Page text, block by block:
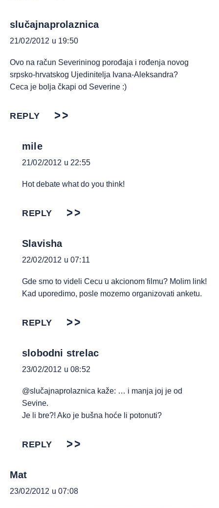
slučajnaprolaznica
21/02/2012 u 19:50
Ovo na račun Severininog porođaja i rođenja novog
srpsko-hrvatskog Ujedinitelja Ivana-Aleksandra?
Ceca je bolja čkapi od Severine :)
REPLY
mile
21/02/2012 u 22:55
Hot debate what do you think!
REPLY
Slavisha
22/02/2012 u 07:11
Gde smo to videli Cecu u akcionom filmu? Molim link!
Kad uporedimo, posle mozemo organizovati anketu.
REPLY
slobodni strelac
23/02/2012 u 08:52
@slučajnaprolaznica kaže: … i manja joj je od
Sevine.
Je li bre?! Ako je bušna hoće li potonuti?
REPLY
Mat
23/02/2012 u 07:08